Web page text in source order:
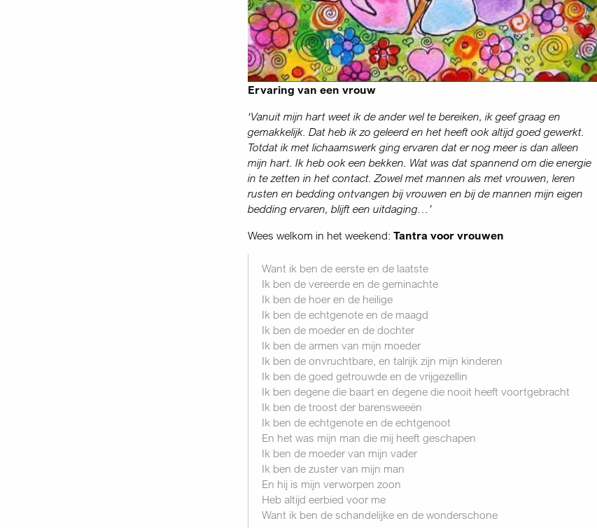
Ervaring van een vrouw
‘Vanuit mijn hart weet ik de ander wel te bereiken, ik geef graag en
gemakkelijk. Dat heb ik zo geleerd en het heeft ook altijd goed gewerkt.
Totdat ik met lichaamswerk ging ervaren dat er nog meer is dan alleen
mijn hart. Ik heb ook een bekken. Wat was dat spannend om die energie
in te zetten in het contact. Zowel met mannen als met vrouwen, leren
rusten en bedding ontvangen bij vrouwen en bij de mannen mijn eigen
bedding ervaren, blijft een uitdaging…’
Wees welkom in het weekend: Tantra voor vrouwen
Want ik ben de eerste en de laatste
Ik ben de vereerde en de geminachte
Ik ben de hoer en de heilige
Ik ben de echtgenote en de maagd
Ik ben de moeder en de dochter
Ik ben de armen van mijn moeder
Ik ben de onvruchtbare, en talrijk zijn mijn kinderen
Ik ben de goed getrouwde en de vrijgezellin
Ik ben degene die baart en degene die nooit heeft voortgebracht
Ik ben de troost der barensweeën
Ik ben de echtgenote en de echtgenoot
En het was mijn man die mij heeft geschapen
Ik ben de moeder van mijn vader
Ik ben de zuster van mijn man
En hij is mijn verworpen zoon
Heb altijd eerbied voor me
Want ik ben de schandelijke en de wonderschone